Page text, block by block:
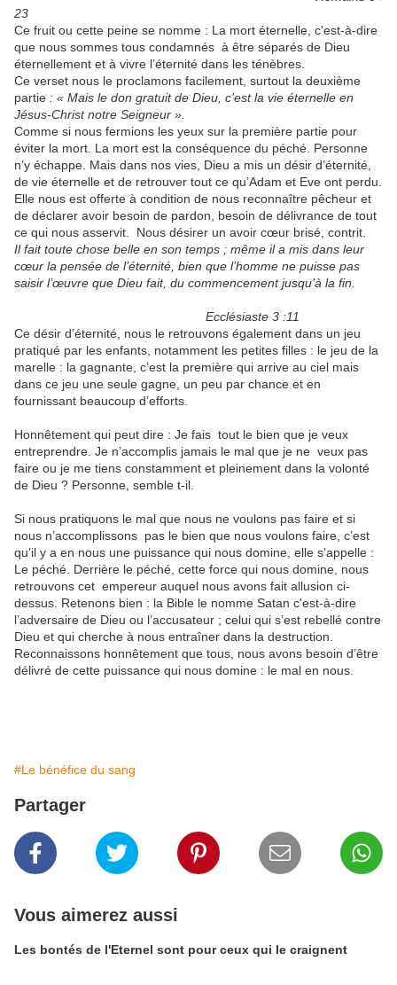
23
Ce fruit ou cette peine se nomme : La mort éternelle, c'est-à-dire
que nous sommes tous condamnés à être séparés de Dieu
éternellement et à vivre l’éternité dans les ténèbres.
Ce verset nous le proclamons facilement, surtout la deuxième
partie : « Mais le don gratuit de Dieu, c’est la vie éternelle en
Jésus-Christ notre Seigneur ».
Comme si nous fermions les yeux sur la première partie pour
éviter la mort. La mort est la conséquence du péché. Personne
n’y échappe. Mais dans nos vies, Dieu a mis un désir d’éternité,
de vie éternelle et de retrouver tout ce qu’Adam et Eve ont perdu.
Elle nous est offerte à condition de nous reconnaître pêcheur et
de déclarer avoir besoin de pardon, besoin de délivrance de tout
ce qui nous asservit. Nous désirer un avoir cœur brisé, contrit.
Il fait toute chose belle en son temps ; même il a mis dans leur
cœur la pensée de l’éternité, bien que l’homme ne puisse pas
saisir l’œuvre que Dieu fait, du commencement jusqu’à la fin.
Ecclésiaste 3 :11
Ce désir d’éternité, nous le retrouvons également dans un jeu
pratiqué par les enfants, notamment les petites filles : le jeu de la
marelle : la gagnante, c’est la première qui arrive au ciel mais
dans ce jeu une seule gagne, un peu par chance et en
fournissant beaucoup d’efforts.
Honnêtement qui peut dire : Je fais tout le bien que je veux
entreprendre. Je n’accomplis jamais le mal que je ne veux pas
faire ou je me tiens constamment et pleinement dans la volonté
de Dieu ? Personne, semble t-il.
Si nous pratiquons le mal que nous ne voulons pas faire et si
nous n’accomplissons pas le bien que nous voulons faire, c’est
qu’il y a en nous une puissance qui nous domine, elle s’appelle :
Le péché. Derrière le péché, cette force qui nous domine, nous
retrouvons cet empereur auquel nous avons fait allusion ci-
dessus. Retenons bien : la Bible le nomme Satan c'est-à-dire
l’adversaire de Dieu ou l’accusateur ; celui qui s’est rebellé contre
Dieu et qui cherche à nous entraîner dans la destruction.
Reconnaissons honnêtement que tous, nous avons besoin d’être
délivré de cette puissance qui nous domine : le mal en nous.
#Le bénéfice du sang
Partager
Vous aimerez aussi
Les bontés de l'Eternel sont pour ceux qui le craignent